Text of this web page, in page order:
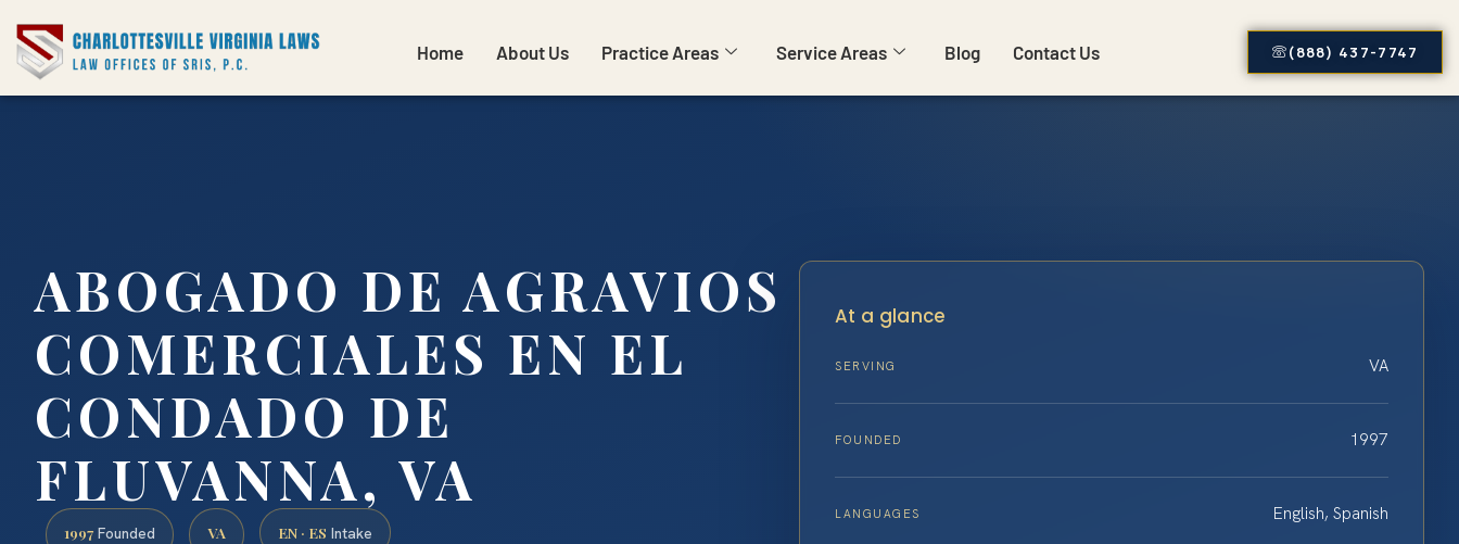
Home About Us Practice Areas Service Areas Blog Contact Us (888) 437-7747
ABOGADO DE AGRAVIOS
COMERCIALES EN EL
CONDADO DE
FLUVANNA, VA
1997 Founded VA EN · ES Intake
At a glance
SERVING VA
FOUNDED 1997
LANGUAGES English, Spanish